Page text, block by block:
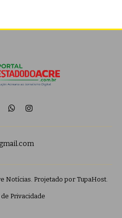
WhatsAppInstagram
Notícias. Projetado por TupaHost.
Privacidade